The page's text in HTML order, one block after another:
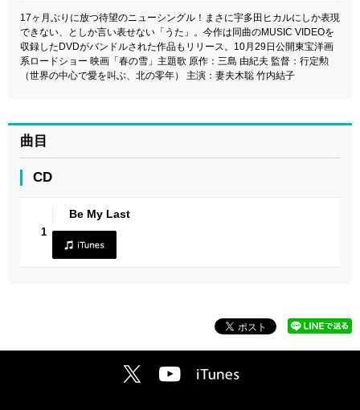
17ヶ月ぶりに放つ待望のニューシングル！まさに宇多田ヒカルにしか表現
できない、としか言い表せない「うた」。今作は同曲のMUSIC VIDEOを
収録したDVDがバンドルされた作品もリリース。10月29日公開東宝洋画
系ロードショー 映画「春の雪」主題歌 原作：三島 由紀夫 監督：行定勲
（世界の中心で愛を叫ぶ、北の零年） 主演：妻夫木聡 竹内結子
曲目
CD
1
Be My Last